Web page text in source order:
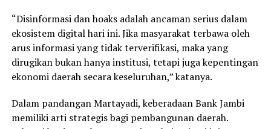
“Disinformasi dan hoaks adalah ancaman serius dalam
ekosistem digital hari ini. Jika masyarakat terbawa oleh
arus informasi yang tidak terverifikasi, maka yang
dirugikan bukan hanya institusi, tetapi juga kepentingan
ekonomi daerah secara keseluruhan,” katanya.
Dalam pandangan Martayadi, keberadaan Bank Jambi
memiliki arti strategis bagi pembangunan daerah.